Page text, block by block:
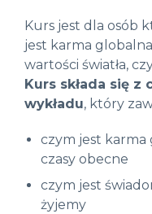
Kurs jest dla osób
jest karma
wartości światła,
Kurs składa się
wykładu, który
czym jest karma
czasy obecne
czym jest
żyjemy